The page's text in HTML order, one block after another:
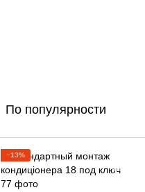
По популярности
−13%